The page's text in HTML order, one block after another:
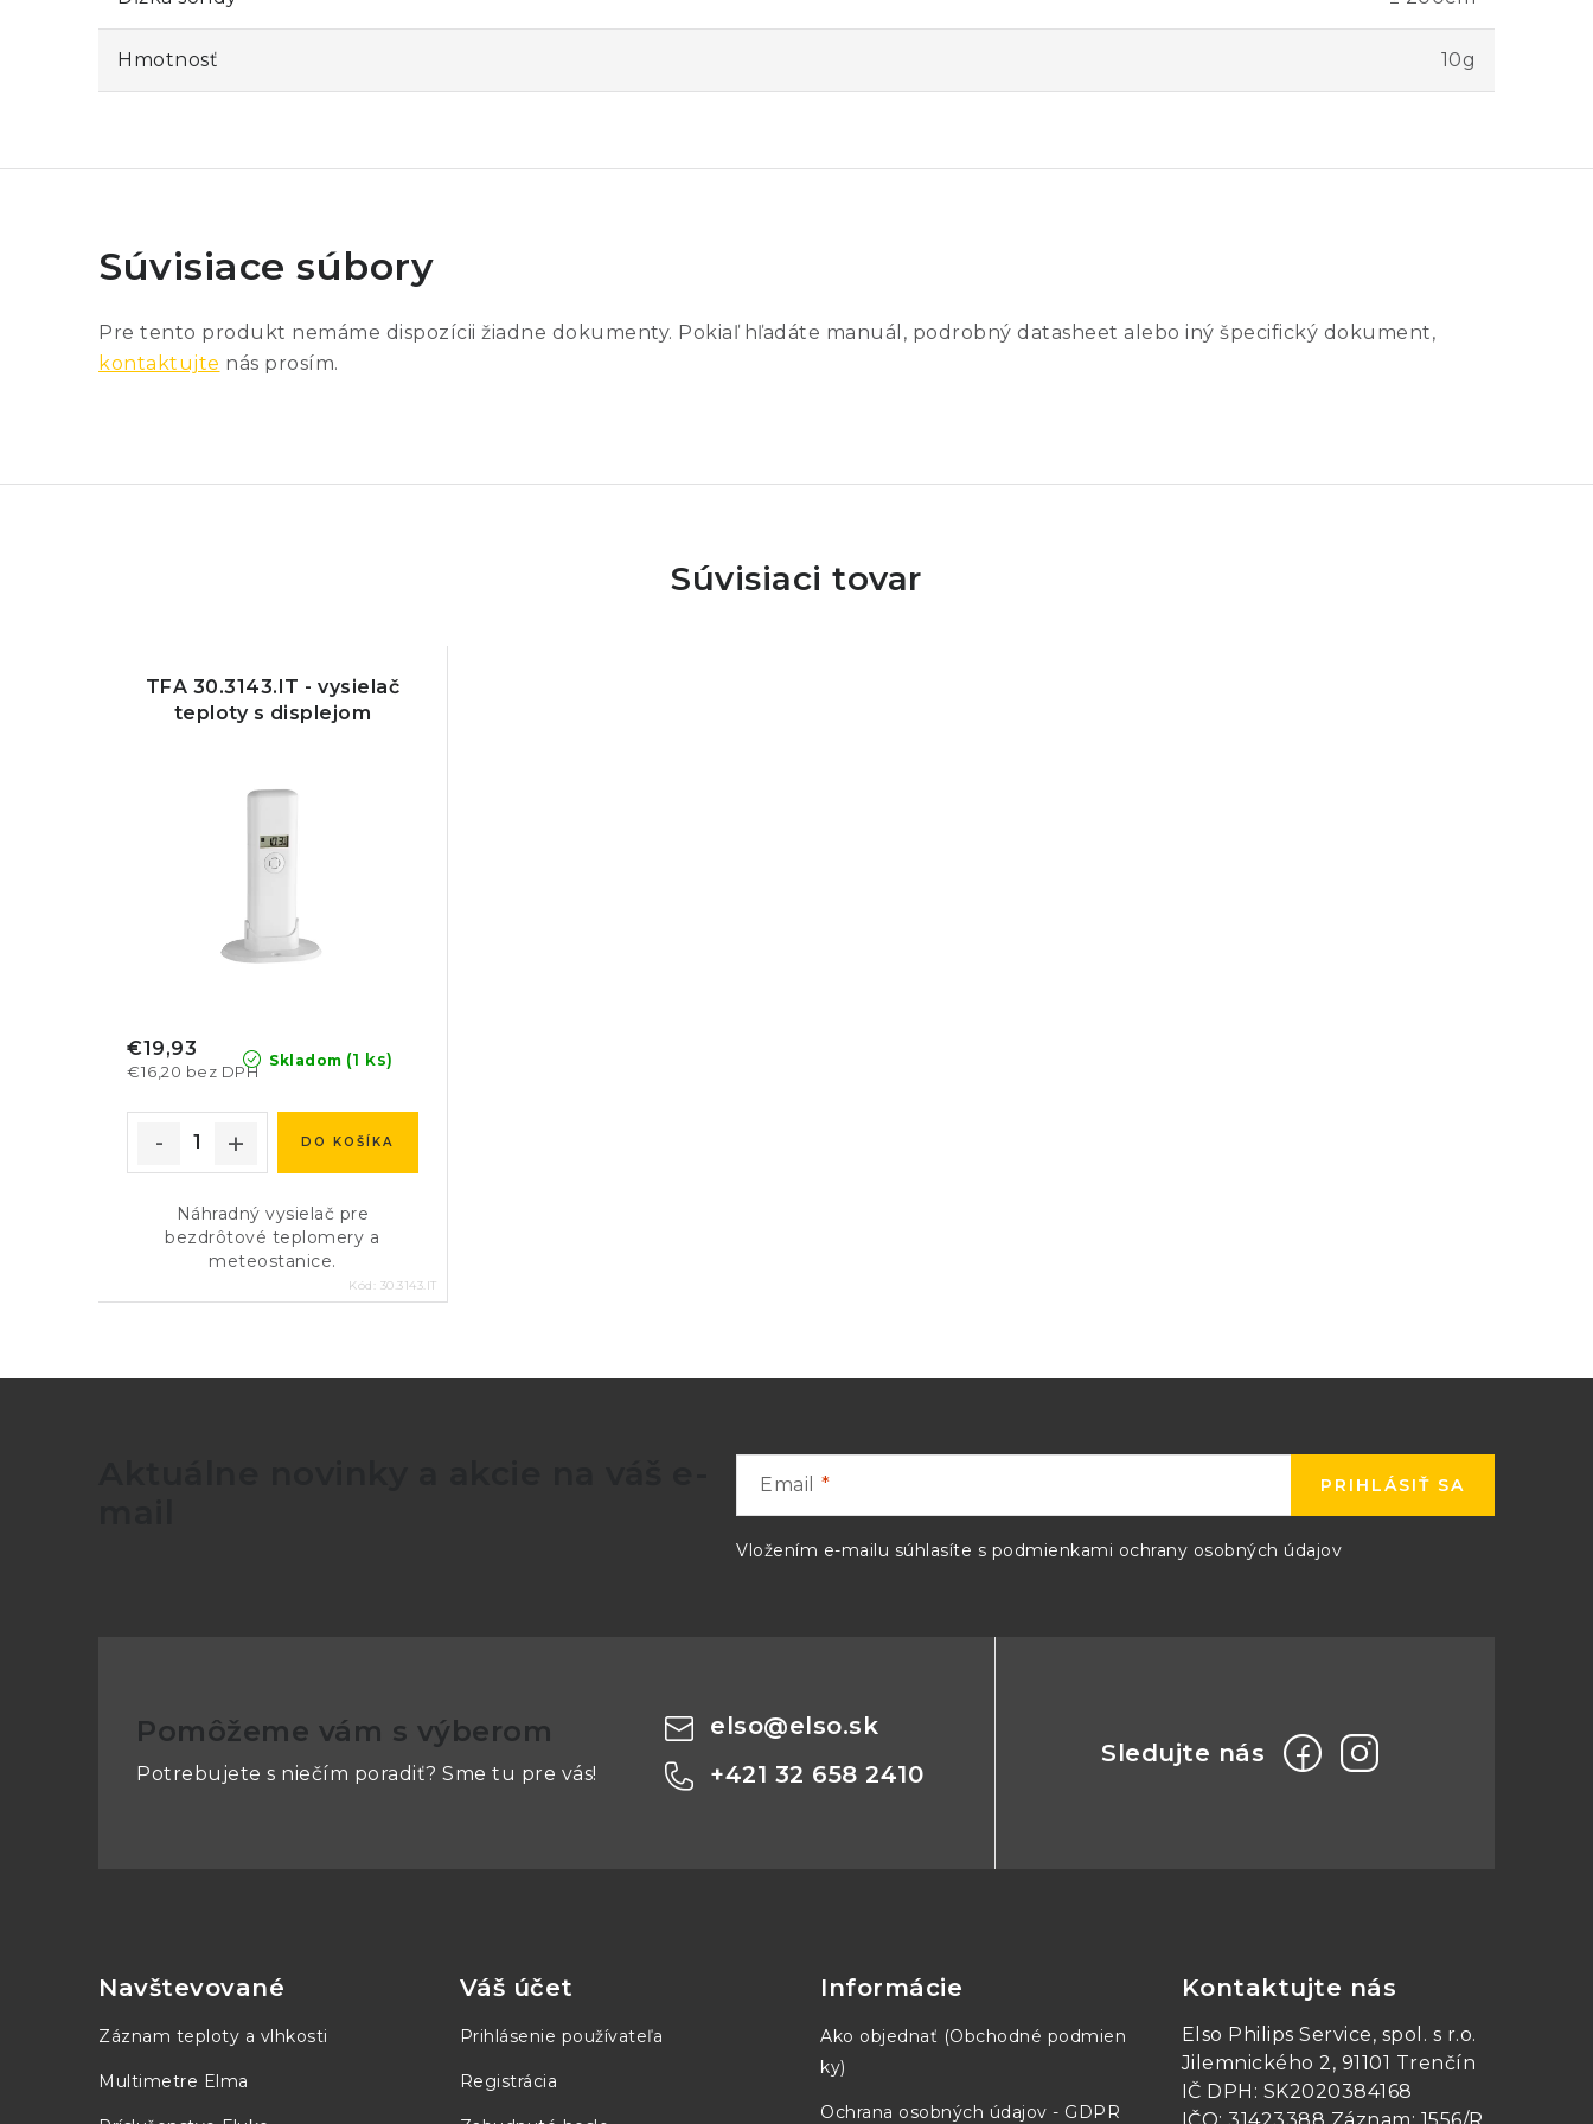
Hmotnosť 10g
Súvisiace súbory
Pre tento produkt nemáme dispozícii žiadne dokumenty. Pokiaľ hľadáte manuál, podrobný datasheet alebo iný špecifický dokument,
kontaktujte nás prosím.
Súvisiaci tovar
TFA 30.3143.IT - vysielač
teploty s displejom
Skladom (1 ks)
€16,20 bez DPH
€19,93
DO KOŠÍKA
Náhradný vysielač pre
bezdrôtové teplomery a
meteostanice.
Kód: 30.3143.IT
Email
Vložením e-mailu súhlasíte s podmienkami ochrany osobných údajov
PRIHLÁSIŤ SA
Pomôžeme vám s výberom
Potrebujete s niečím poradiť? Sme tu pre vás!
elso@elso.sk
+421 32 658 2410
Navštevované
Záznam teploty a vlhkosti
Multimetre Elma
Váš účet
Prihlásenie používateľa
Registrácia
Informácie
Ako objednať (Obchodné podmien
ky)
Ochrana osobných údajov - GDPR
Kontaktujte nás
Elso Philips Service, spol. s r.o.
Jilemnického 2, 91101 Trenčín
IČ DPH: SK2020384168
IČO: 31423388 Záznam: 1556/R